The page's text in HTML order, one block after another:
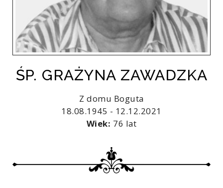
ŚP. GRAŻYNA ZAWADZKA
Z domu Boguta
18.08.1945 - 12.12.2021
Wiek: 76 lat